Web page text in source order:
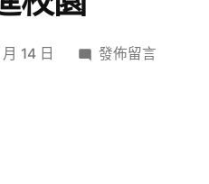
14 日
在
發佈留言